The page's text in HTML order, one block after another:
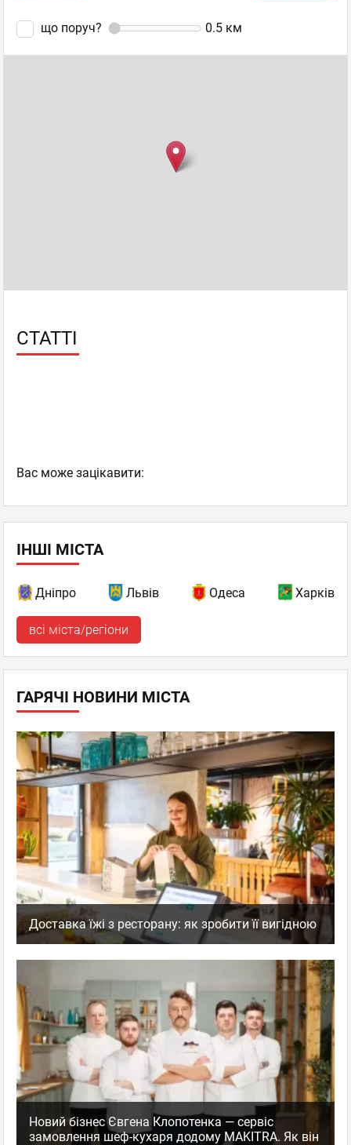
що поруч? 0.5 км
СТАТТІ
Вас може зацікавити:
ІНШІ МІСТА
Дніпро Львів Одеса Харків
всі міста/регіони
ГАРЯЧІ НОВИНИ МІСТА
Доставка їжі з ресторану: як зробити її вигідною
Новий бізнес Євгена Клопотенка — сервіс
замовлення шеф-кухаря додому MAKITRA. Як він